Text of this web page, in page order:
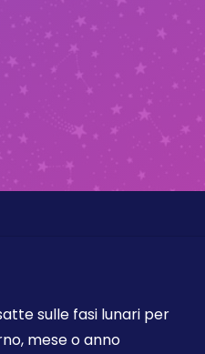
sulle fasi lunari per
mese o anno